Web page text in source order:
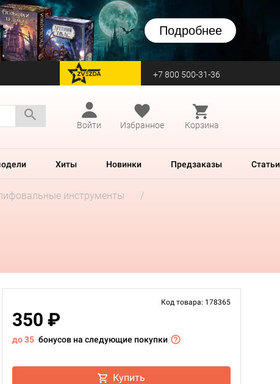
Подробнее
перейти на Zvezda +7 800 500-31-36
Войти
Избранное Корзина
Хиты Новинки Предзаказы Статьи
инструменты
Код товара: 178365
350 ₽
до 35 бонусов на следующие покупки
Купить